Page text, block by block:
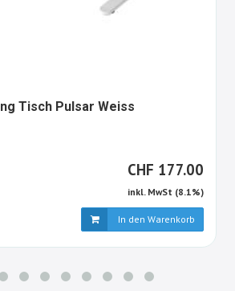
Tisch Pulsar Weiss
CHF CHF
177.00
inkl. MwSt (8.1%)
In den Warenkorb